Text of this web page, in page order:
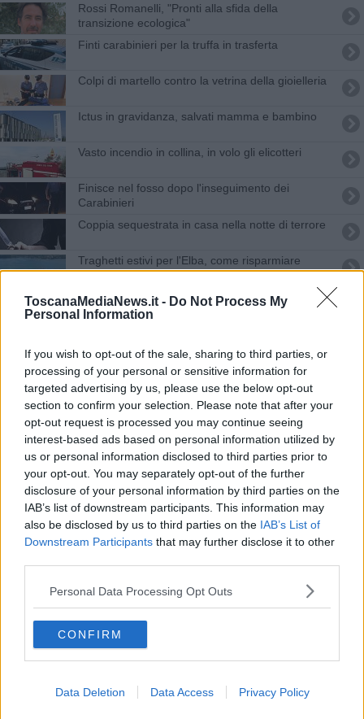
ToscanaMediaNews.it - Do Not Process My
Personal Information
If you wish to opt-out of the sale, sharing to third parties, or
processing of your personal or sensitive information for
targeted advertising by us, please use the below opt-out
section to confirm your selection. Please note that after your
opt-out request is processed you may continue seeing
interest-based ads based on personal information utilized by
us or personal information disclosed to third parties prior to
your opt-out. You may separately opt-out of the further
disclosure of your personal information by third parties on the
IAB’s list of downstream participants. This information may
also be disclosed by us to third parties on the IAB’s List of
Downstream Participants that may further disclose it to other
Personal Data Processing Opt Outs
CONFIRM
Data Deletion Data Access Privacy Policy
Rossi Romanelli, "Pronti alla sfida della
transizione ecologica"
Finti carabinieri per la truffa in trasferta
Colpi di martello contro la vetrina della gioielleria
Ictus in gravidanza, salvati mamma e bambino
Vasto incendio in collina, in volo gli elicotteri
Finisce nel fosso dopo l'inseguimento dei
Carabinieri
Coppia sequestrata in casa nella notte di terrore
Traghetti estivi per l'Elba, come risparmiare
Ponte al Pino, nuovo stop ai treni
E' morto il comandante Alfa
La Spagna è campione del mondo
​Arrivederci a settembre
​Peste suina, Consorzio in allarme per la cinta
senese
​Vivere in UK oltre Londra: Manchester, Bristol e le
altre città
Undici (lune) a Peccioli
Le fiamme divorano ettari di bosco
Gavino